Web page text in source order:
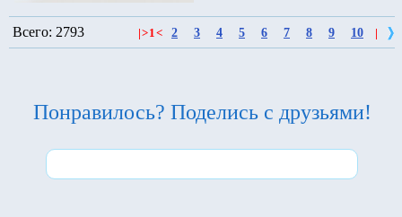
Всего: 2793 >1< 2 3 4 5 6 7 8 9 10
Понравилось? Поделись с друзьями!